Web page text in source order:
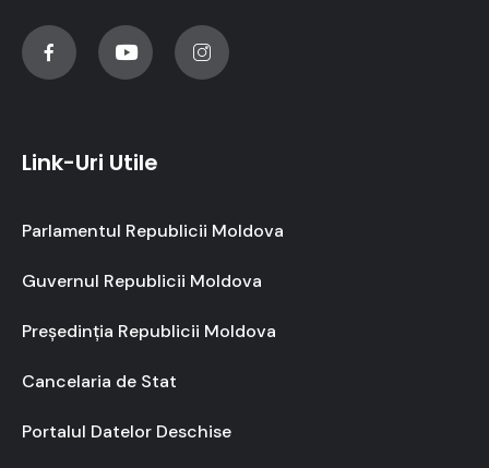
Link-Uri Utile
Parlamentul Republicii Moldova
Guvernul Republicii Moldova
Președinția Republicii Moldova
Cancelaria de Stat
Portalul Datelor Deschise